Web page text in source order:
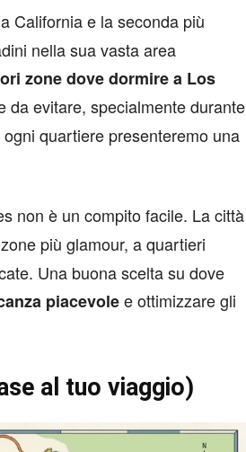
.EU
California e la seconda più
nella sua vasta area
zone dove dormire a Los
da evitare, specialmente durante
quartiere presenteremo una
non è un compito facile. La città
più glamour, a quartieri
Una buona scelta su dove
piacevolee ottimizzare gli
al tuo viaggio)